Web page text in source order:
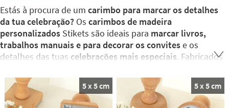
Estás à procura de um carimbo para marcar os detalhes
da tua celebração? Os carimbos de madeira
personalizados Stikets são ideais para marcar livros,
trabalhos manuais e para decorar os convitese os
detalhes das tuas celebrações mais especiais. Fabricados
de dar o teu toque pessoal aos teus presentes.
5 x 5 cm 5 x 5 cm